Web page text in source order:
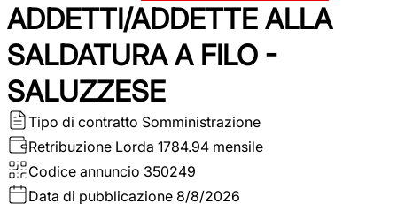
ADDETTI/ADDETTE ALLA
SALDATURA A FILO -
SALUZZESE
Tipo di contratto Somministrazione
Retribuzione Lorda 1784.94 mensile
Codice annuncio 350249
Data di pubblicazione 8/8/2026